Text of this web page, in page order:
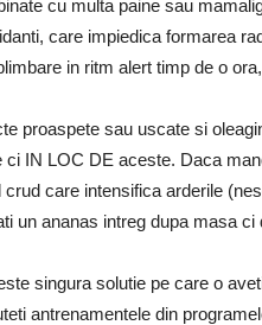
cu multa paine sau
care impiedica formarea
in ritm alert timp de o
proaspete sau uscate si
ci IN LOC DE aceste. Daca
care intensifica arderile
un ananas intreg dupa masa
singura solutie pe care o
antrenamentele din